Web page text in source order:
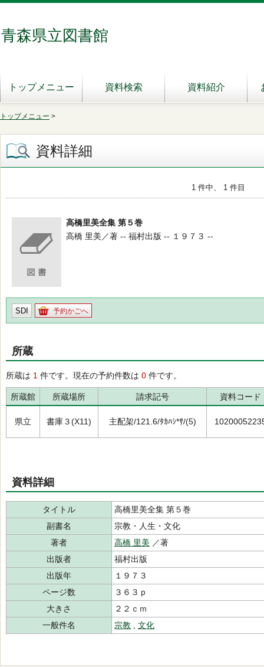
青森県立図書館
トップメニュー 資料検索 資料紹介
トップメニュー >
資料詳細
1 件中、 1 件目
高橋里美全集 第５巻
高橋 里美／著 -- 福村出版 -- １９７３ --
SDI 予約かごへ
所蔵
所蔵は 1 件です。現在の予約件数は 0 件です。
所蔵館 所蔵場所 請求記号 資料コード
県立 書庫３(X11) 主配架/121.6/ﾀｶﾊｼ*ｻ/(5)
資料詳細
タイトル
高橋里美全集 第５巻
副書名
宗教・人生・文化
著者
高橋 里美 ／著
出版者
福村出版
出版年
１９７３
ページ数
３６３ｐ
大きさ
２２ｃｍ
一般件名
宗教 文化